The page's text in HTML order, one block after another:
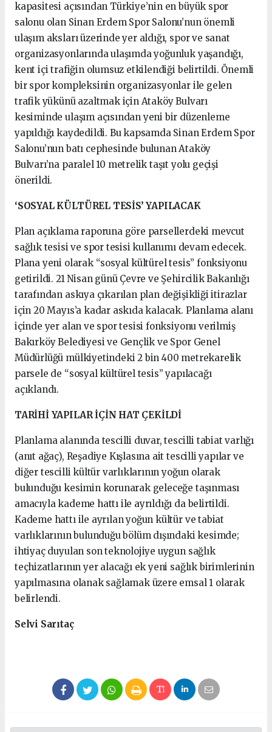
kapasitesi açısından Türkiye’nin en büyük spor
salonu olan Sinan Erdem Spor Salonu’nun önemli
ulaşım aksları üzerinde yer aldığı, spor ve sanat
organizasyonlarında ulaşımda yoğunluk yaşandığı,
kent içi trafiğin olumsuz etkilendiği belirtildi. Önemli
bir spor kompleksinin organizasyonlar ile gelen
trafik yükünü azaltmak için Ataköy Bulvarı
kesiminde ulaşım açısından yeni bir düzenleme
yapıldığı kaydedildi. Bu kapsamda Sinan Erdem Spor
Salonu’nun batı cephesinde bulunan Ataköy
Bulvarı’na paralel 10 metrelik taşıt yolu geçişi
önerildi.
‘SOSYAL KÜLTÜREL TESİS’ YAPILACAK
Plan açıklama raporuna göre parsellerdeki mevcut
sağlık tesisi ve spor tesisi kullanımı devam edecek.
Plana yeni olarak “sosyal kültürel tesis” fonksiyonu
getirildi. 21 Nisan günü Çevre ve Şehircilik Bakanlığı
tarafından askıya çıkarılan plan değişikliği itirazlar
için 20 Mayıs’a kadar askıda kalacak. Planlama alanı
içinde yer alan ve spor tesisi fonksiyonu verilmiş
Bakırköy Belediyesi ve Gençlik ve Spor Genel
Müdürlüğü mülkiyetindeki 2 bin 400 metrekarelik
parsele de “sosyal kültürel tesis” yapılacağı
açıklandı.
TARİHİ YAPILAR İÇİN HAT ÇEKİLDİ
Planlama alanında tescilli duvar, tescilli tabiat varlığı
(anıt ağaç), Reşadiye Kışlasına ait tescilli yapılar ve
diğer tescilli kültür varlıklarının yoğun olarak
bulunduğu kesimin korunarak geleceğe taşınması
amacıyla kademe hattı ile ayrıldığı da belirtildi.
Kademe hattı ile ayrılan yoğun kültür ve tabiat
varlıklarının bulunduğu bölüm dışındaki kesimde;
ihtiyaç duyulan son teknolojiye uygun sağlık
teçhizatlarının yer alacağı ek yeni sağlık birimlerinin
yapılmasına olanak sağlamak üzere emsal 1 olarak
belirlendi.
Selvi Sarıtaç